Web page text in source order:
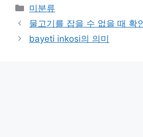
Categories
미분류
물고기를 잡을 수 없을 때 확
bayeti inkosi의 의미